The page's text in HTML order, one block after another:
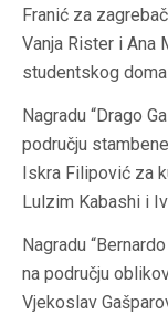
Franić za
Vanja Rister i Ana
studentskog
Nagradu “Drago
području
Iskra Filipović za
Lulzim Kabashi i
Nagradu
na području
Vjekoslav